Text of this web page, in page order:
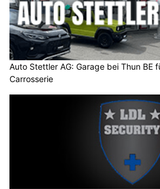
Auto Stettler AG: Garage bei Thun BE
Carrosserie